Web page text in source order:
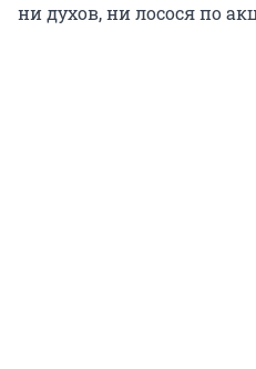
ни духов, ни лосося по